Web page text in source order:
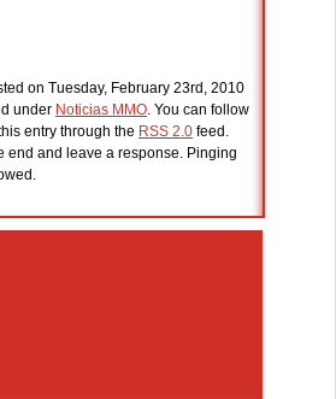
on Tuesday, February 23rd, 2010
under Noticias MMO. You can follow
entry through the RSS 2.0 feed.
end and leave a response. Pinging